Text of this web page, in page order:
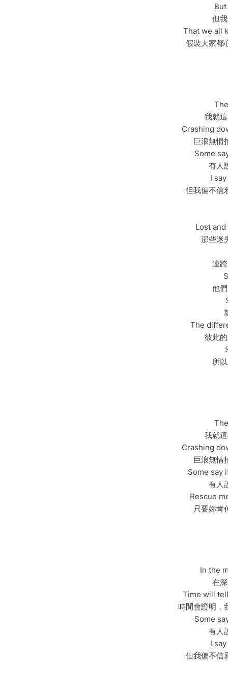
但
That we all
假裝大家都
我就
Crashing
巨浪無情
Some
有人
I
但我偏不信
Lost
那些迷
連
他
The
彼此
所
我就
Crashing
巨浪無情
Some say
有人
Rescue
只要妳肯
In the
在
Time will
時間會證明，
Some
有人
I
但我偏不信